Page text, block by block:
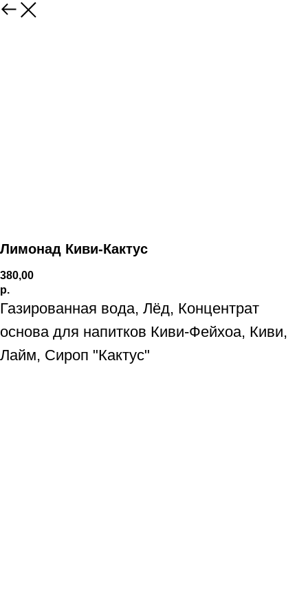
Лимонад Киви-Кактус
380,00
р.
Газированная вода, Лёд, Концентрат
основа для напитков Киви-Фейхоа, Киви,
Лайм, Сироп "Кактус"